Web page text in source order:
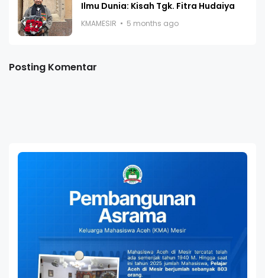
Ilmu Dunia: Kisah Tgk. Fitra Hudaiya
KMAMESIR 5 months ago
Posting Komentar